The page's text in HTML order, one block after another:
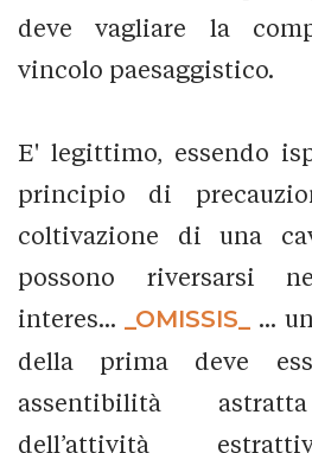
deve vagliare la
vincolo paesaggistico.
E' legittimo, essendo
principio di
coltivazione di una
possono riversarsi
interes...
_OMISSIS_
...
della prima deve
assentibilità
dell’attività